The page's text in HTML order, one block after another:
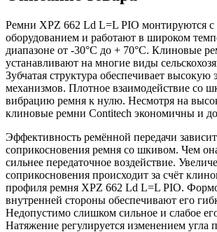
Ремни XPZ 662 Ld L=L PIO монтируются
оборудованием и работают в широком
диапазоне от -30°С до + 70°С. Клиновые
устанавливают на многие виды
Зубчатая структура обеспечивает высокую
механизмов. Плотное взаимодействие со
вибрацию ремня к нулю. Несмотря на
клиновые ремни Contitech экономичны и
Эффективность ремённой передачи
соприкосновения ремня со шкивом. Чем
сильнее передаточное воздействие.
соприкосновения происходит за счёт
профиля ремня XPZ 662 Ld L=L PIO.
внутренней стороны обеспечивают его
Недопустимо слишком сильное и слабое
Натяжение регулируется изменением угла